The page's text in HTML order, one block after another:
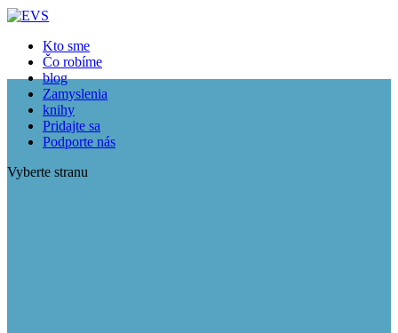
Kto sme
Čo robíme
blog
Zamyslenia
knihy
Pridajte sa
Podporte nás
Vyberte stranu